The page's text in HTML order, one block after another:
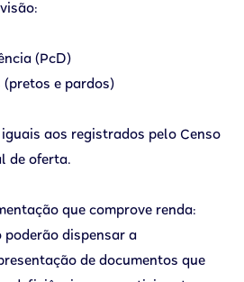
(PcD)
(pretos e pardos)
aos registrados pelo Censo
de oferta.
que comprove renda:
dispensar a
de documentos que